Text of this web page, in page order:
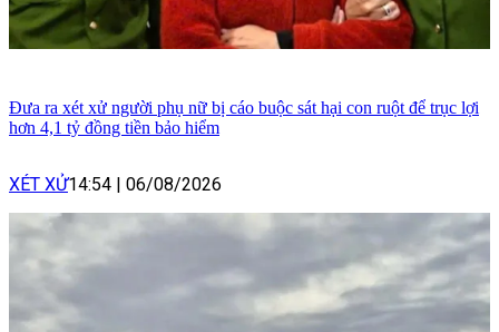
Đưa ra xét xử người phụ nữ bị cáo buộc sát hại con ruột để trục lợi
hơn 4,1 tỷ đồng tiền bảo hiểm
XÉT XỬ14:54 | 06/08/2026